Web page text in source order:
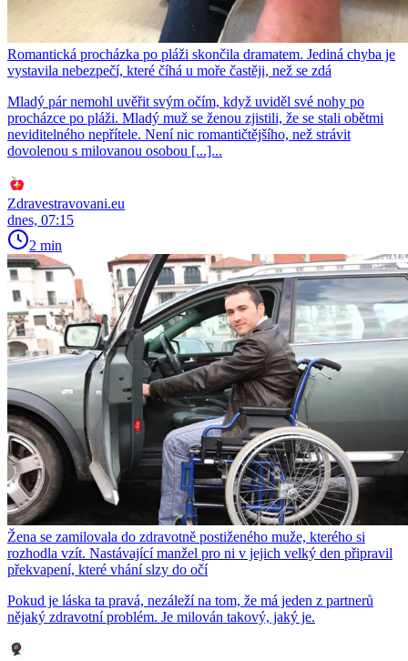
Romantická procházka po pláži skončila dramatem. Jediná chyba je
vystavila nebezpečí, které číhá u moře častěji, než se zdá
Mladý pár nemohl uvěřit svým očím, když uviděl své nohy po
procházce po pláži. Mladý muž se ženou zjistili, že se stali obětmi
neviditelného nepřítele. Není nic romantičtějšího, než strávit
dovolenou s milovanou osobou [...]...
Zdravestravovani.eu
dnes, 07:15
2 min
Žena se zamilovala do zdravotně postiženého muže, kterého si
rozhodla vzít. Nastávající manžel pro ni v jejich velký den připravil
překvapení, které vhání slzy do očí
Pokud je láska ta pravá, nezáleží na tom, že má jeden z partnerů
nějaký zdravotní problém. Je milován takový, jaký je.